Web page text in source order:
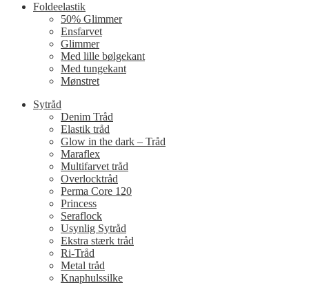
Foldeelastik
50% Glimmer
Ensfarvet
Glimmer
Med lille bølgekant
Med tungekant
Mønstret
Sytråd
Denim Tråd
Elastik tråd
Glow in the dark – Tråd
Maraflex
Multifarvet tråd
Overlocktråd
Perma Core 120
Princess
Seraflock
Usynlig Sytråd
Ekstra stærk tråd
Ri-Tråd
Metal tråd
Knaphulssilke